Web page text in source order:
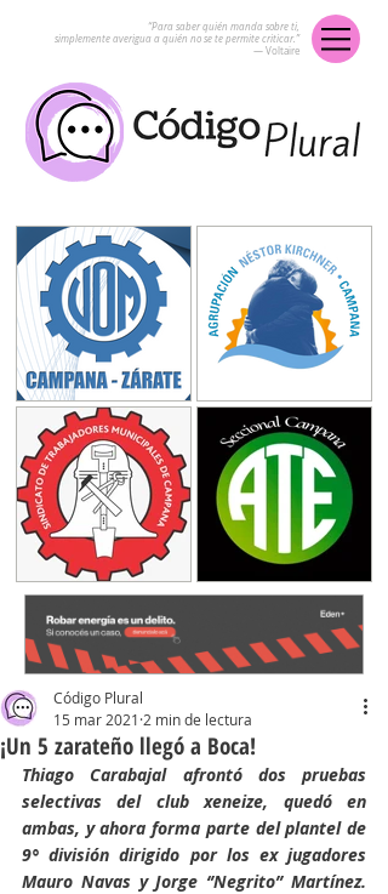
“Para saber quién manda sobre ti,
simplemente averigua a quién no se te permite criticar.”
― Voltaire
¡Un 5 zarateño llegó a Boca!
Código Plural
15 mar 2021 2 min de lectura
Thiago Carabajal afrontó dos pruebas
selectivas del club xeneize, quedó en
ambas, y ahora forma parte del plantel de
9° división dirigido por los ex jugadores
Mauro Navas y Jorge ‘’Negrito’’ Martínez.